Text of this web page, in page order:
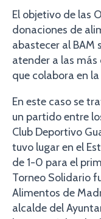
El objetivo de las
donaciones de
abastecer al BAM
atender a las
que colabora en
En este caso se
un partido entre
Club Deportivo
tuvo lugar en el
de 1-0 para el
Torneo Solidario
Alimentos de
alcalde del